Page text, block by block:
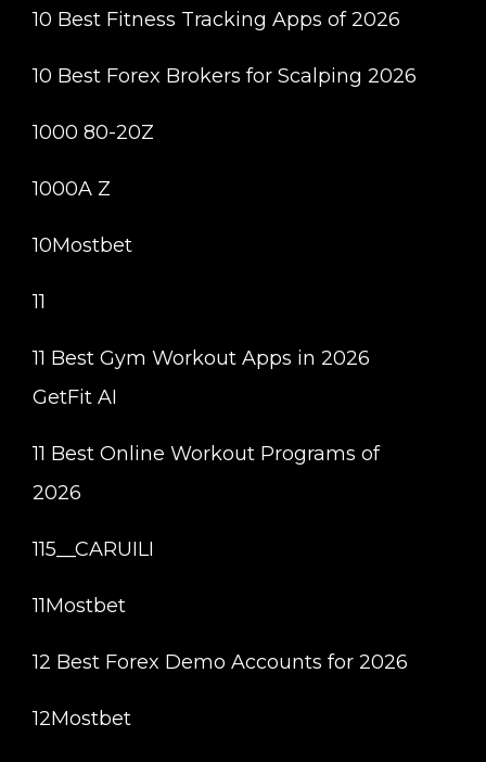
10 Best Fitness Tracking Apps of 2026
10 Best Forex Brokers for Scalping 2026
1000 80-20Z
1000A Z
10Mostbet
11
11 Best Gym Workout Apps in 2026
GetFit AI
11 Best Online Workout Programs of
2026
115__CARUILI
11Mostbet
12 Best Forex Demo Accounts for 2026
12Mostbet